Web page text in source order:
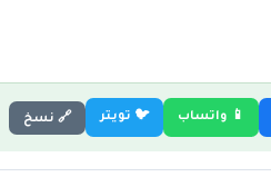
📱 واتساب 🐦 تويتر 🔗 نسخ